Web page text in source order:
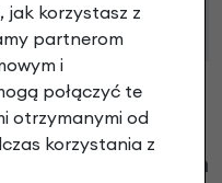
pytania o ten
jak korzystasz z
partnerom
i
połączyć te
otrzymanymi od
korzystania z